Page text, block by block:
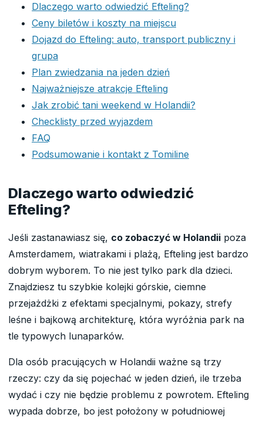
Dlaczego warto odwiedzić Efteling?
Ceny biletów i koszty na miejscu
Dojazd do Efteling: auto, transport publiczny i
grupa
Plan zwiedzania na jeden dzień
Najważniejsze atrakcje Efteling
Jak zrobić tani weekend w Holandii?
Checklisty przed wyjazdem
FAQ
Podsumowanie i kontakt z Tomiline
Dlaczego warto odwiedzić
Efteling?
Jeśli zastanawiasz się, co zobaczyć w Holandii poza
Amsterdamem, wiatrakami i plażą, Efteling jest bardzo
dobrym wyborem. To nie jest tylko park dla dzieci.
Znajdziesz tu szybkie kolejki górskie, ciemne
przejażdżki z efektami specjalnymi, pokazy, strefy
leśne i bajkową architekturę, która wyróżnia park na
tle typowych lunaparków.
Dla osób pracujących w Holandii ważne są trzy
rzeczy: czy da się pojechać w jeden dzień, ile trzeba
wydać i czy nie będzie problemu z powrotem. Efteling
wypada dobrze, bo jest położony w południowej